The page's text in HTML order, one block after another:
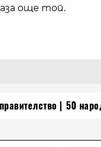
още той.
50